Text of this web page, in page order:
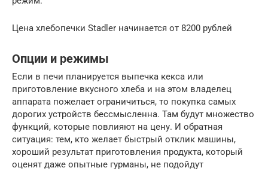
Цена хлебопечки Stadler начинается от 8200 рублей
Опции и режимы
Если в печи планируется выпечка кекса или
приготовление вкусного хлеба и на этом владелец
аппарата пожелает ограничиться, то покупка самых
дорогих устройств бессмысленна. Там будут множество
функций, которые повлияют на цену. И обратная
ситуация: тем, кто желает быстрый отклик машины,
хороший результат приготовления продукта, который
оценят даже опытные гурманы, не подойдут